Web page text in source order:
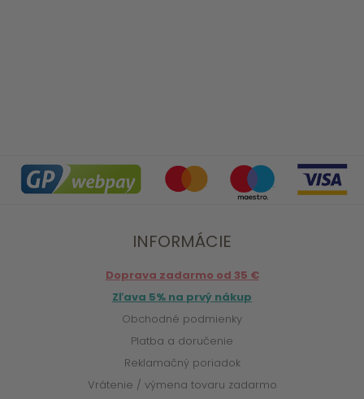
INFORMÁCIE
Doprava zadarmo od 35 €
Zľava 5% na prvý nákup
Obchodné podmienky
Platba a doručenie
Reklamačný poriadok
Vrátenie / výmena tovaru zadarmo